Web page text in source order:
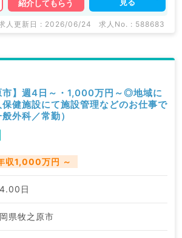
紹介してもらう
人更新日 : 2026/06/24 求人No. : 588683
市】週4日～・1,000万円～◎地域に
健施設にて施設管理などのお仕事で
外科／常勤）
収1,000万円 ～
日
県牧之原市